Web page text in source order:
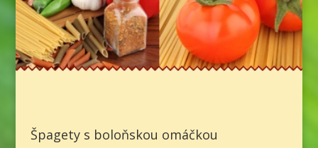
Špagety s boloňskou omáčkou